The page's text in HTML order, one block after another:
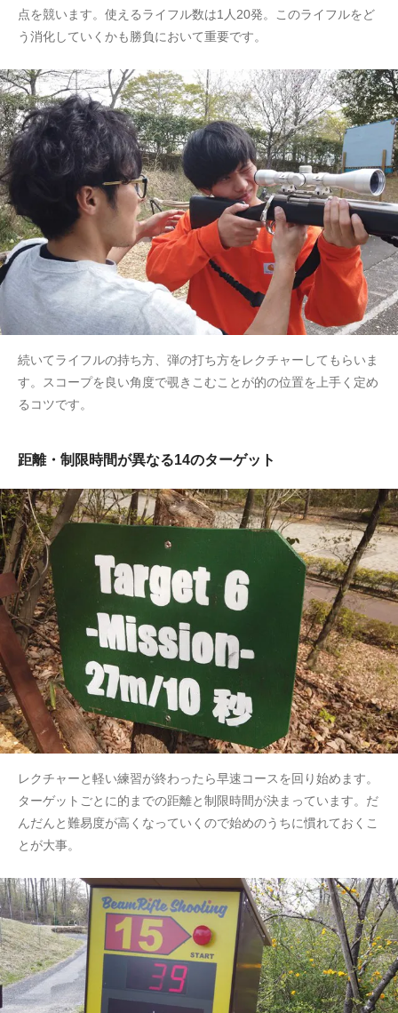
点を競います。使えるライフル数は1人20発。このライフルをど
う消化していくかも勝負において重要です。
続いてライフルの持ち方、弾の打ち方をレクチャーしてもらいま
す。スコープを良い角度で覗きこむことが的の位置を上手く定め
るコツです。
距離・制限時間が異なる14のターゲット
レクチャーと軽い練習が終わったら早速コースを回り始めます。
ターゲットごとに的までの距離と制限時間が決まっています。だ
んだんと難易度が高くなっていくので始めのうちに慣れておくこ
とが大事。